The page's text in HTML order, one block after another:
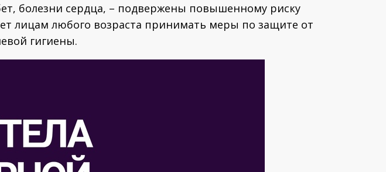
болезни сердца, – подвержены повышенному риску
лицам любого возраста принимать меры по защите от
гигиены.